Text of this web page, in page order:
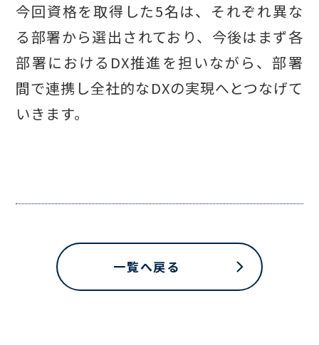
今回資格を取得した5名は、それぞれ異な
る部署から選出されており、今後はまず各
部署におけるDX推進を担いながら、部署
間で連携し全社的なDXの実現へとつなげて
いきます。
一覧へ戻る